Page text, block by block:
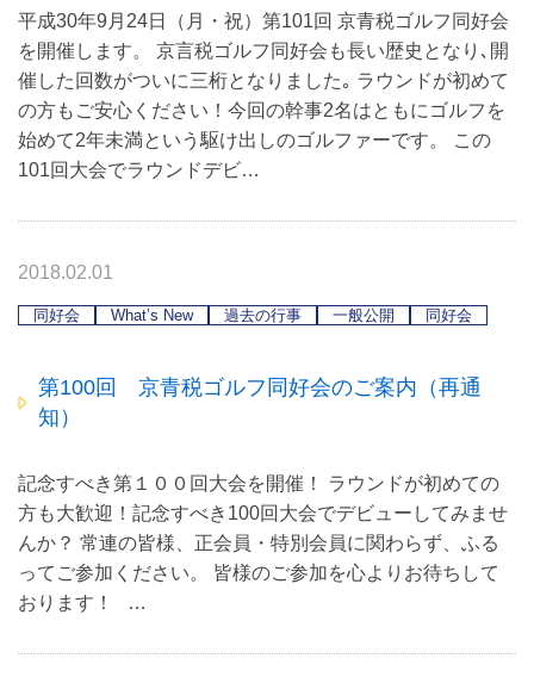
平成30年9月24日（月・祝）第101回 京青税ゴルフ同好会
を開催します。 京言税ゴルフ同好会も長い歴史となり､開
催した回数がついに三桁となりました｡ ラウンドが初めて
の方もご安心ください！今回の幹事2名はともにゴルフを
始めて2年未満という駆け出しのゴルファーです。 この
101回大会でラウンドデビ…
2018.02.01
同好会 What’s New 過去の行事 一般公開 同好会
第100回 京青税ゴルフ同好会のご案内（再通
知）
記念すべき第１００回大会を開催！ ラウンドが初めての
方も大歓迎！記念すべき100回大会でデビューしてみませ
んか？ 常連の皆様、正会員・特別会員に関わらず、ふる
ってご参加ください。 皆様のご参加を心よりお待ちして
おります！ …